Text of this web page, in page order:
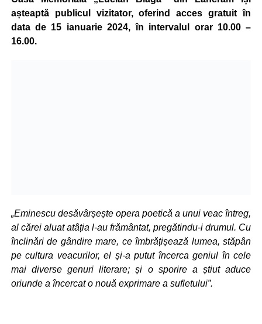
așteaptă publicul vizitator, oferind acces gratuit în
data de 15 ianuarie 2024, în intervalul orar 10.00 –
16.00.
„Eminescu desăvârșește opera poetică a unui veac întreg,
al cărei aluat atâția l-au frământat, pregătindu-i drumul. Cu
înclinări de gândire mare, ce îmbrățișează lumea, stăpân
pe cultura veacurilor, el și-a putut încerca geniul în cele
mai diverse genuri literare; și o sporire a știut aduce
oriunde a încercat o nouă exprimare a sufletului”.